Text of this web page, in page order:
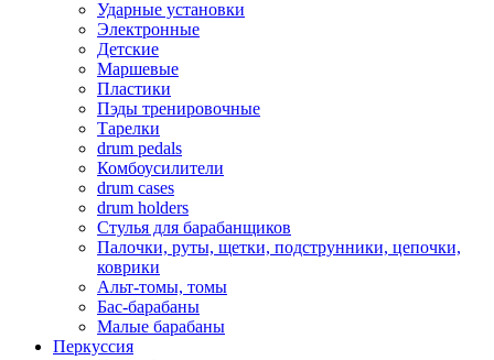
Ударные установки
Электронные
Детские
Маршевые
Пластики
Пэды тренировочные
Тарелки
drum pedals
Комбоусилители
drum cases
drum holders
Стулья для барабанщиков
Палочки, руты, щетки, подструнники, цепочки,
коврики
Альт-томы, томы
Бас-барабаны
Малые барабаны
Перкуссия